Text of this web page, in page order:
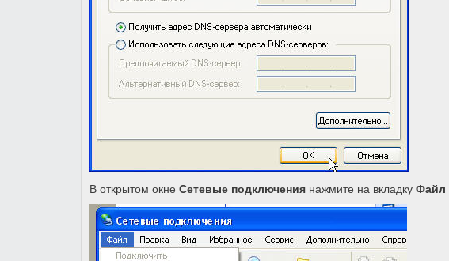
В открытом окне Сетевые подключения нажмите на вкладку Файл